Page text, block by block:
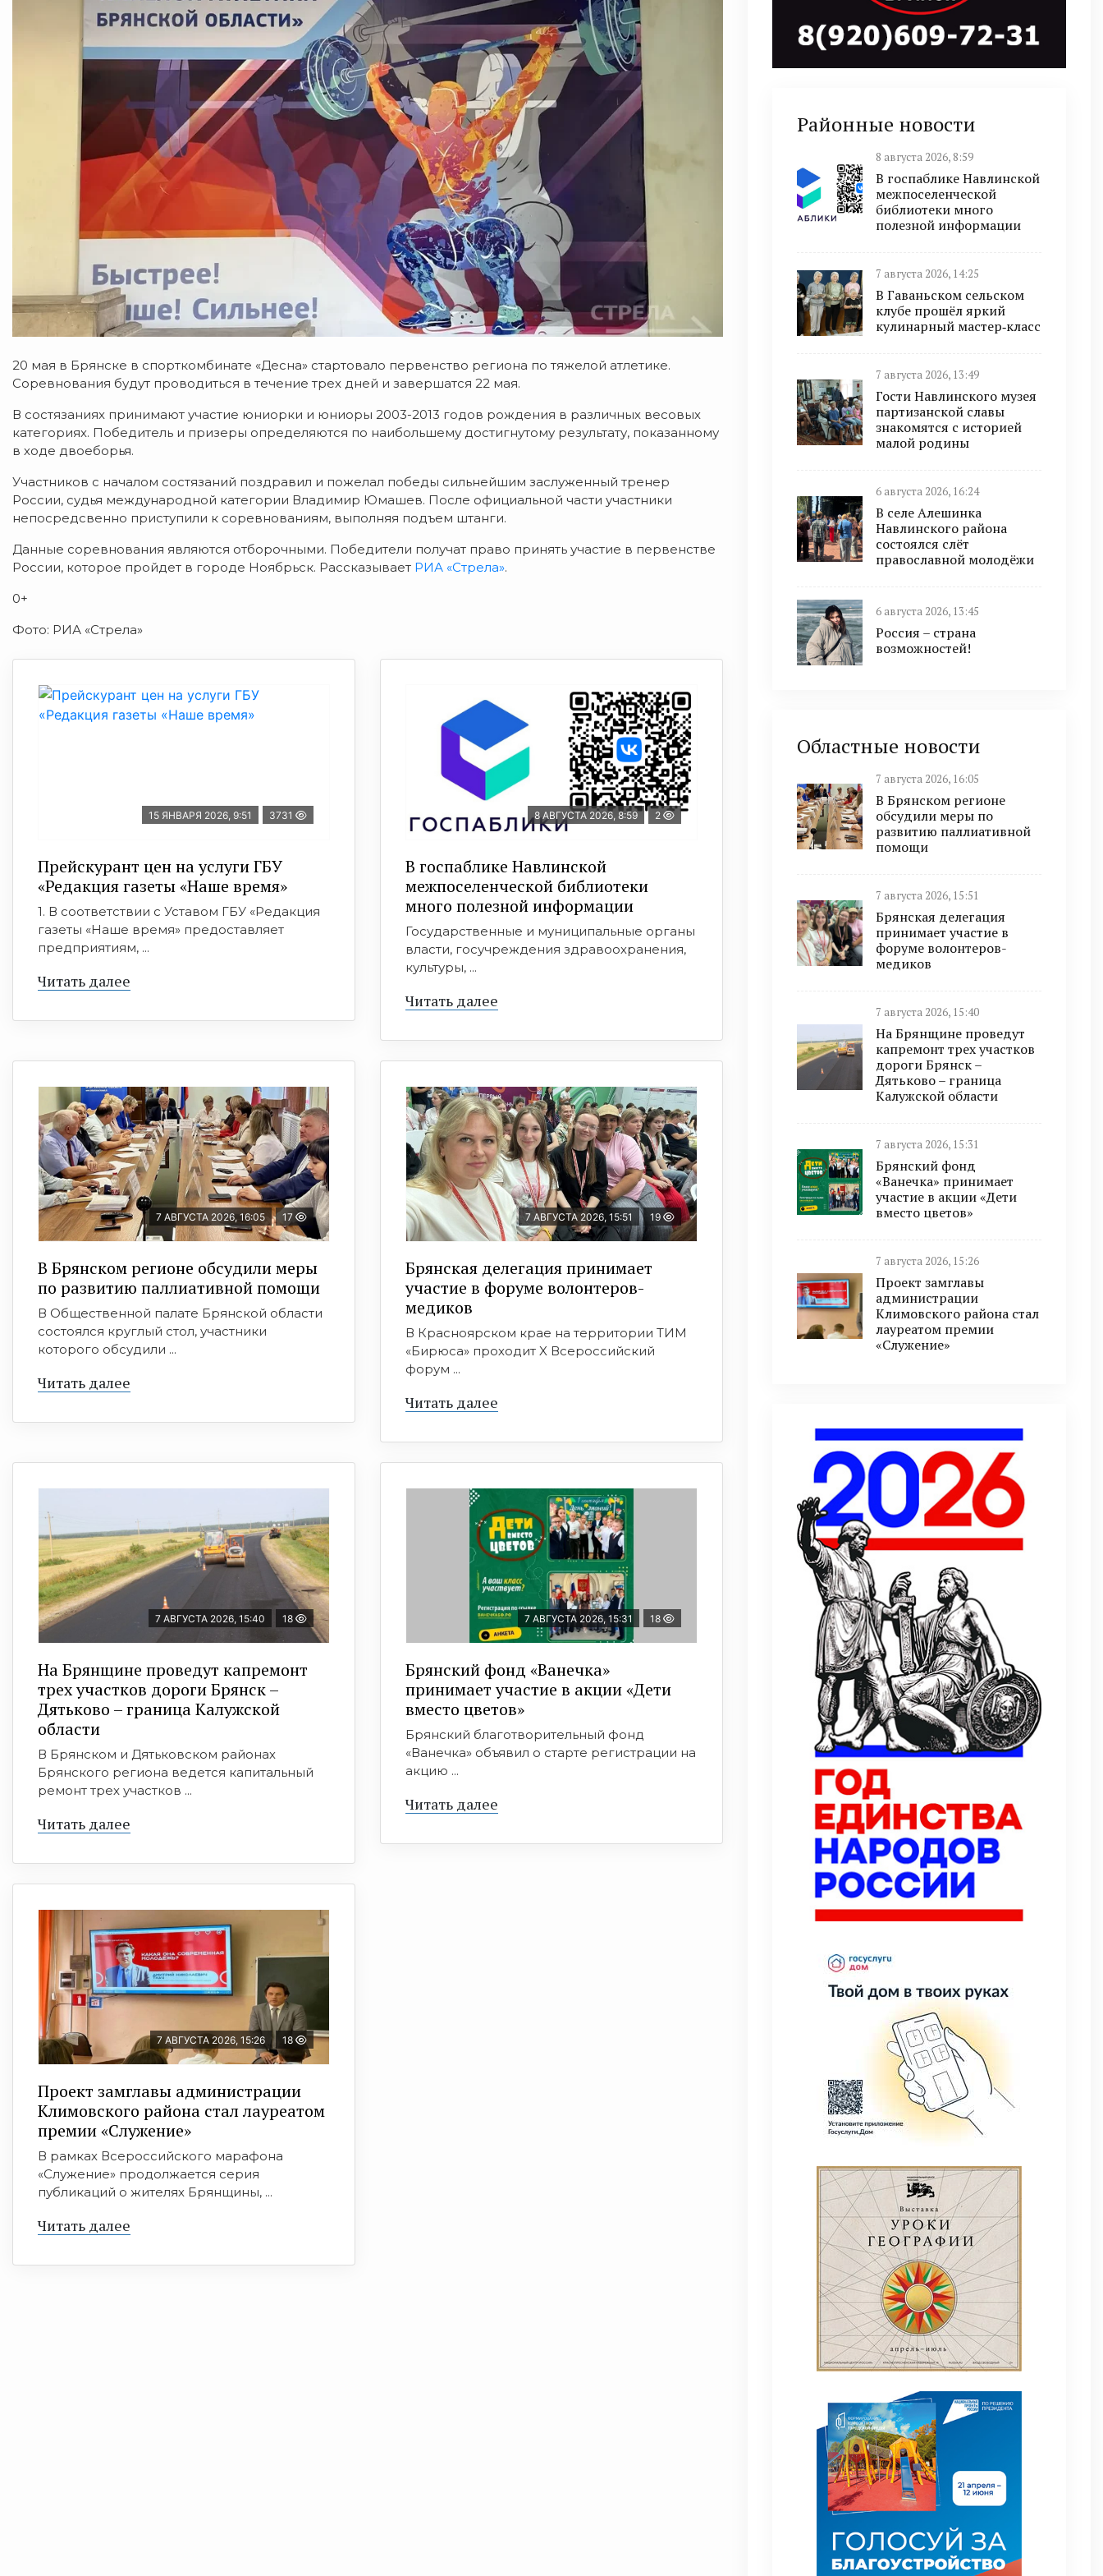
20 мая в Брянске в спорткомбинате «Десна» стартовало первенство региона по тяжелой атлетике.
Соревнования будут проводиться в течение трех дней и завершатся 22 мая.
В состязаниях принимают участие юниорки и юниоры 2003-2013 годов рождения в различных весовых
категориях. Победитель и призеры определяются по наибольшему достигнутому результату, показанному
в ходе двоеборья.
Участников с началом состязаний поздравил и пожелал победы сильнейшим заслуженный тренер
России, судья международной категории Владимир Юмашев. После официальной части участники
непосредсвенно приступили к соревнованиям, выполняя подъем штанги.
Данные соревнования являются отборочными. Победители получат право принять участие в первенстве
России, которое пройдет в городе Ноябрьск. Рассказывает РИА «Стрела».
0+
Фото: РИА «Стрела»
15 ЯНВАРЯ 2026, 9:51 3731
Прейскурант цен на услуги ГБУ
«Редакция газеты «Наше время»
1. В соответствии с Уставом ГБУ «Редакция
газеты «Наше время» предоставляет
предприятиям, ...
Читать далее
8 АВГУСТА 2026, 8:59 2
В госпаблике Навлинской
межпоселенческой библиотеки
много полезной информации
Государственные и муниципальные органы
власти, госучреждения здравоохранения,
культуры, ...
Читать далее
7 АВГУСТА 2026, 16:05 17
В Брянском регионе обсудили меры
по развитию паллиативной помощи
В Общественной палате Брянской области
состоялся круглый стол, участники
которого обсудили ...
Читать далее
7 АВГУСТА 2026, 15:51 19
Брянская делегация принимает
участие в форуме волонтеров-
медиков
В Красноярском крае на территории ТИМ
«Бирюса» проходит X Всероссийский
форум ...
Читать далее
7 АВГУСТА 2026, 15:40 18
На Брянщине проведут капремонт
трех участков дороги Брянск –
Дятьково – граница Калужской
области
В Брянском и Дятьковском районах
Брянского региона ведется капитальный
ремонт трех участков ...
Читать далее
7 АВГУСТА 2026, 15:31 18
Брянский фонд «Ванечка»
принимает участие в акции «Дети
вместо цветов»
Брянский благотворительный фонд
«Ванечка» объявил о старте регистрации на
акцию ...
Читать далее
7 АВГУСТА 2026, 15:26 18
Проект замглавы администрации
Климовского района стал лауреатом
премии «Служение»
В рамках Всероссийского марафона
«Служение» продолжается серия
публикаций о жителях Брянщины, ...
Читать далее
Районные новости
8 августа 2026, 8:59
В госпаблике Навлинской
межпоселенческой
библиотеки много
полезной информации
7 августа 2026, 14:25
В Гаваньском сельском
клубе прошёл яркий
кулинарный мастер‑класс
7 августа 2026, 13:49
Гости Навлинского музея
партизанской славы
знакомятся с историей
малой родины
6 августа 2026, 16:24
В селе Алешинка
Навлинского района
состоялся слёт
православной молодёжи
6 августа 2026, 13:45
Россия – страна
возможностей!
Областные новости
7 августа 2026, 16:05
В Брянском регионе
обсудили меры по
развитию паллиативной
помощи
7 августа 2026, 15:51
Брянская делегация
принимает участие в
форуме волонтеров-
медиков
7 августа 2026, 15:40
На Брянщине проведут
капремонт трех участков
дороги Брянск –
Дятьково – граница
Калужской области
7 августа 2026, 15:31
Брянский фонд
«Ванечка» принимает
участие в акции «Дети
вместо цветов»
7 августа 2026, 15:26
Проект замглавы
администрации
Климовского района стал
лауреатом премии
«Служение»